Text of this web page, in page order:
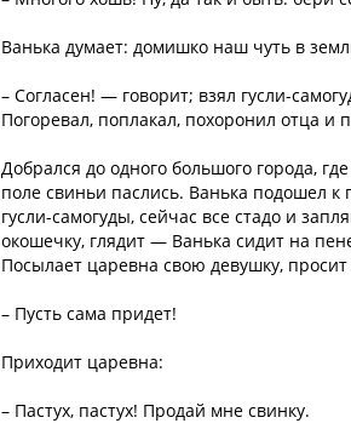
Ванька думает: домишко наш чуть в
– Согласен! — говорит; взял гусли-
Погоревал, поплакал, похоронил отца и
Добрался до одного большого города,
поле свиньи паслись. Ванька подошел к
гусли-самогуды, сейчас все стадо и
окошечку, глядит — Ванька сидит на
Посылает царевна свою девушку, просит
– Пусть сама придет!
Приходит царевна:
– Пастух, пастух! Продай мне свинку.